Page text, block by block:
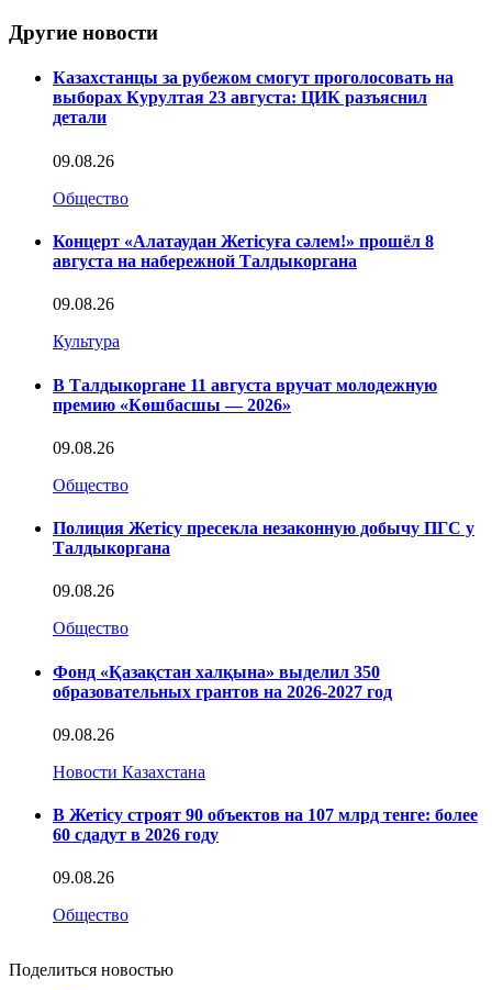
Другие новости
Казахстанцы за рубежом смогут проголосовать на
выборах Курултая 23 августа: ЦИК разъяснил
детали
09.08.26
Общество
Концерт «Алатаудан Жетісуға сәлем!» прошёл 8
августа на набережной Талдыкоргана
09.08.26
Культура
В Талдыкоргане 11 августа вручат молодежную
премию «Көшбасшы — 2026»
09.08.26
Общество
Полиция Жетісу пресекла незаконную добычу ПГС у
Талдыкоргана
09.08.26
Общество
Фонд «Қазақстан халқына» выделил 350
образовательных грантов на 2026-2027 год
09.08.26
Новости Казахстана
В Жетісу строят 90 объектов на 107 млрд тенге: более
60 сдадут в 2026 году
09.08.26
Общество
Поделиться новостью